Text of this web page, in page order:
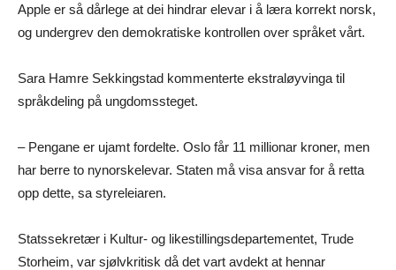
Apple er så dårlege at dei hindrar elevar i å læra korrekt norsk,
og undergrev den demokratiske kontrollen over språket vårt.
Sara Hamre Sekkingstad kommenterte ekstraløyvinga til
språkdeling på ungdomssteget.
– Pengane er ujamt fordelte. Oslo får 11 millionar kroner, men
har berre to nynorskelevar. Staten må visa ansvar for å retta
opp dette, sa styreleiaren.
Statssekretær i Kultur- og likestillingsdepartementet, Trude
Storheim, var sjølvkritisk då det vart avdekt at hennar